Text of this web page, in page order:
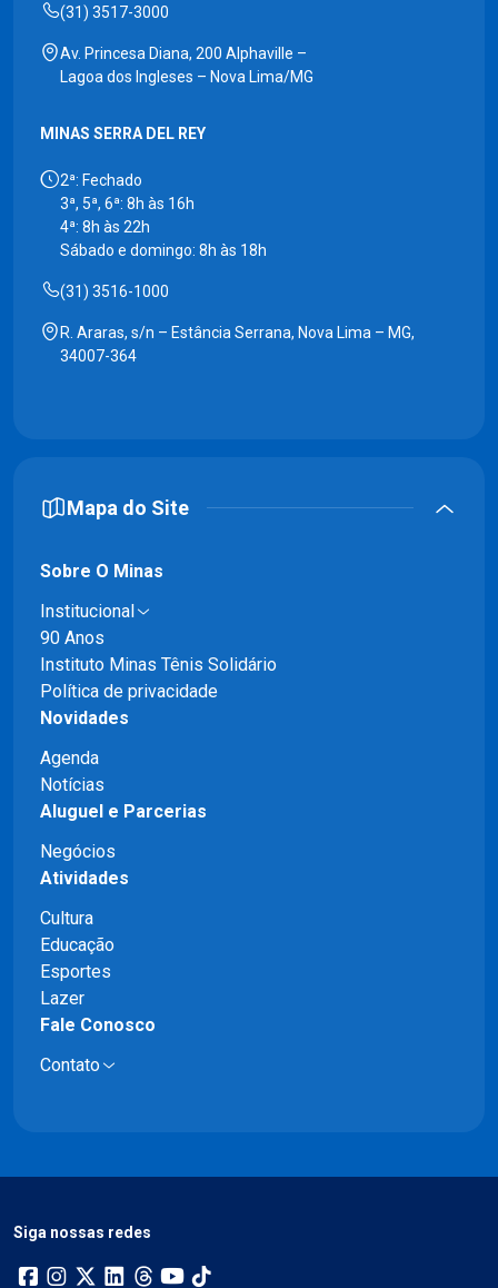
(31) 3517-3000
Av. Princesa Diana, 200 Alphaville –
Lagoa dos Ingleses – Nova Lima/MG
MINAS SERRA DEL REY
2ª: Fechado
3ª, 5ª, 6ª: 8h às 16h
4ª: 8h às 22h
Sábado e domingo: 8h às 18h
(31) 3516-1000
R. Araras, s/n – Estância Serrana, Nova Lima – MG,
34007-364
Mapa do Site
Sobre O Minas
Institucional
90 Anos
Instituto Minas Tênis Solidário
Política de privacidade
Novidades
Agenda
Notícias
Aluguel e Parcerias
Negócios
Atividades
Cultura
Educação
Esportes
Lazer
Fale Conosco
Contato
Siga nossas redes